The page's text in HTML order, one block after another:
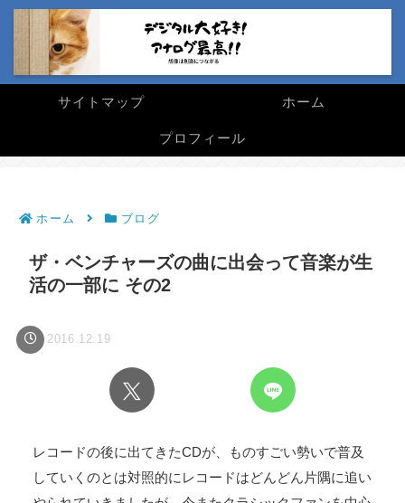
サイトマップ ホーム
プロフィール
ホーム ブログ
ザ・ベンチャーズの曲に出会って音楽が生
活の一部に その2
2016.12.19
レコードの後に出てきたCDが、ものすごい勢いで普及
していくのとは対照的にレコードはどんどん片隅に追い